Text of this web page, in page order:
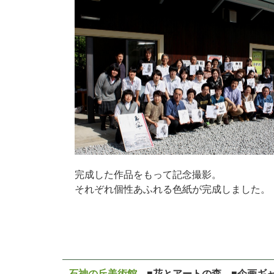
完成した作品をもって記念撮影。
それぞれ個性あふれる色紙が完成しました。